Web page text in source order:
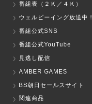
番組表（２Ｋ／４Ｋ）
ウェルビーイング放送中！
番組公式SNS
番組公式YouTube
見逃し配信
AMBER GAMES
BS朝日セールスサイト
関連商品